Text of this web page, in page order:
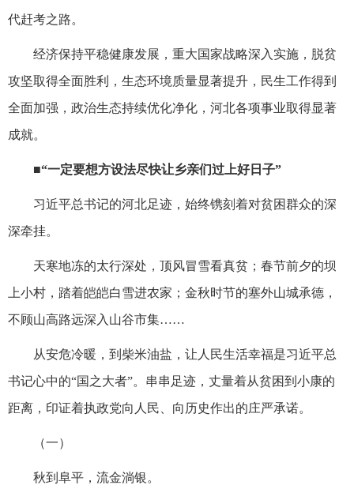
代赶考之路。
经济保持平稳健康发展，重大国家战略深入实施，脱贫
攻坚取得全面胜利，生态环境质量显著提升，民生工作得到
全面加强，政治生态持续优化净化，河北各项事业取得显著
成就。
■“一定要想方设法尽快让乡亲们过上好日子”
习近平总书记的河北足迹，始终镌刻着对贫困群众的深
深牵挂。
天寒地冻的太行深处，顶风冒雪看真贫；春节前夕的坝
上小村，踏着皑皑白雪进农家；金秋时节的塞外山城承德，
不顾山高路远深入山谷市集……
从安危冷暖，到柴米油盐，让人民生活幸福是习近平总
书记心中的“国之大者”。串串足迹，丈量着从贫困到小康的
距离，印证着执政党向人民、向历史作出的庄严承诺。
（一）
秋到阜平，流金淌银。